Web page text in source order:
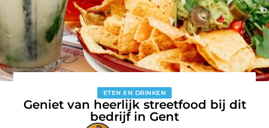
ETEN EN DRINKEN
Geniet van heerlijk streetfood bij dit
bedrijf in Gent